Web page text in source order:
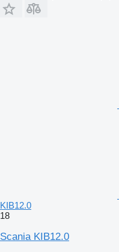
KIB12.0
18
Scania KIB12.0